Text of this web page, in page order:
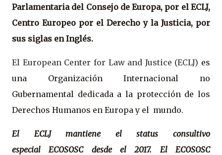
Parlamentaria del Consejo de Europa, por el ECLJ,
Centro Europeo por el Derecho y la Justicia, por
sus siglas en Inglés.
El European Center for Law and Justice (ECLJ) es
una Organización Internacional no
Gubernamental dedicada a la protección de los
Derechos Humanos en Europa y el mundo.
El ECLJ mantiene el status consultivo
especialECOSOSC desde el 2017. El ECOSOSC